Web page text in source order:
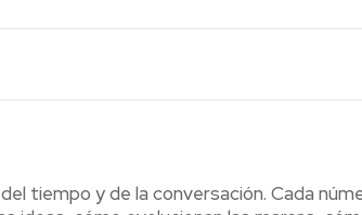
tiempo y de la conversación. Cada